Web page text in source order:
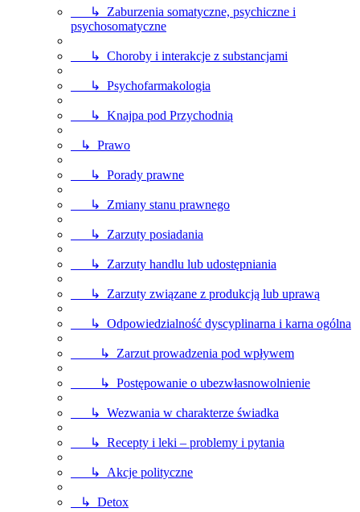
↳ Zaburzenia somatyczne, psychiczne i
psychosomatyczne
↳ Choroby i interakcje z substancjami
↳ Psychofarmakologia
↳ Knajpa pod Przychodnią
↳ Prawo
↳ Porady prawne
↳ Zmiany stanu prawnego
↳ Zarzuty posiadania
↳ Zarzuty handlu lub udostępniania
↳ Zarzuty związane z produkcją lub uprawą
↳ Odpowiedzialność dyscyplinarna i karna ogólna
↳ Zarzut prowadzenia pod wpływem
↳ Postępowanie o ubezwłasnowolnienie
↳ Wezwania w charakterze świadka
↳ Recepty i leki – problemy i pytania
↳ Akcje polityczne
↳ Detox